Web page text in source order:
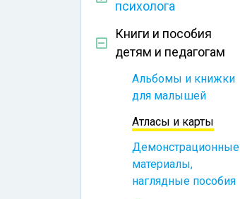
психолога
Книги и пособия
детям и педагогам
Альбомы и книжки
для малышей
Атласы и карты
Демонстрационные
материалы,
наглядные пособия